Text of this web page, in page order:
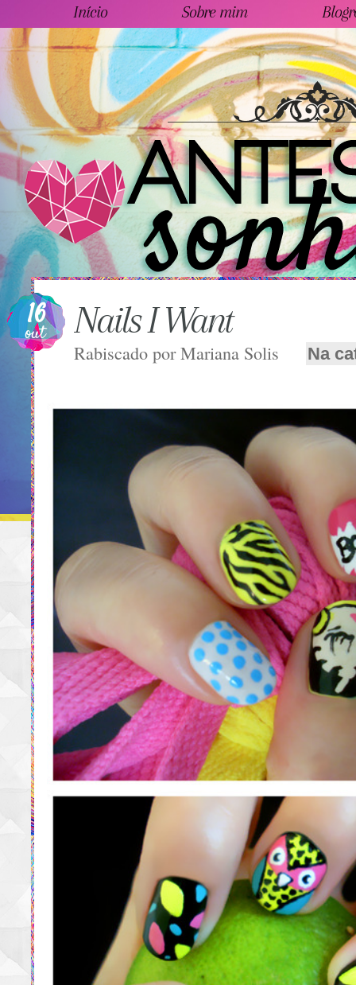
Início Sobre mim
16
out Nails I Want
Rabiscado porMariana Solis Na